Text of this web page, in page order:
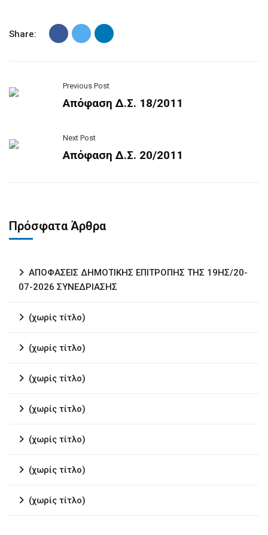
Share:
Previous Post
Απόφαση Δ.Σ. 18/2011
Next Post
Απόφαση Δ.Σ. 20/2011
Πρόσφατα Άρθρα
ΑΠΟΦΑΣΕΙΣ ΔΗΜΟΤΙΚΗΣ ΕΠΙΤΡΟΠΗΣ ΤΗΣ 19ΗΣ/20-
07-2026 ΣΥΝΕΔΡΙΑΣΗΣ
(χωρίς τίτλο)
(χωρίς τίτλο)
(χωρίς τίτλο)
(χωρίς τίτλο)
(χωρίς τίτλο)
(χωρίς τίτλο)
(χωρίς τίτλο)